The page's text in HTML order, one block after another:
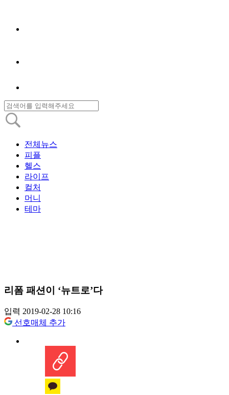
전체뉴스
피플
헬스
라이프
컬처
머니
테마
리폼 패션이 ‘뉴트로’다
입력 2019-02-28 10:16
선호매체 추가